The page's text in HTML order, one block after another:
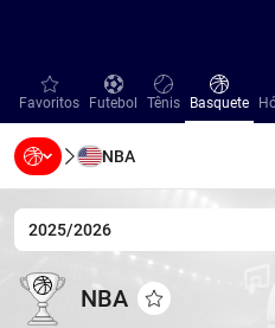
favorites
Favoritos Futebol
Futebol Tênis
Tênis Basquete
Beisebol
Beisebol
NBA
2025/2026
NBA
NBA
NBA
Adicionar aos